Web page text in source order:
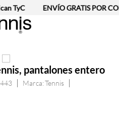
TyC ENVÍO GRATIS POR
pantalones entero
Tennis